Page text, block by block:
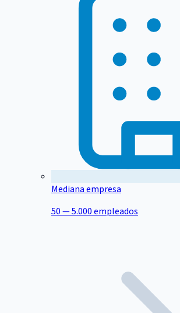
Mediana empresa
50 — 5.000 empleados